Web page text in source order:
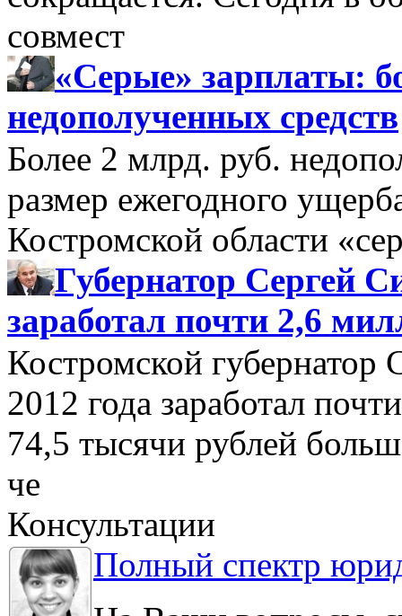
совмест
«Серые» зарплаты:
недополученных средств
Более 2 млрд. руб.
размер ежегодного
Костромской области
Губернатор Сергей
заработал почти 2,6
Костромской губернатор
2012 года заработал
74,5 тысячи рублей
че
Консультации
Полный спектр